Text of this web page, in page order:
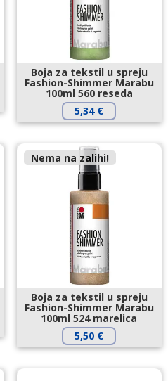
Boja za tekstil u spreju
Fashion-Shimmer Marabu
100ml 560 reseda
5,34 €
Nema na zalihi!
Boja za tekstil u spreju
Fashion-Shimmer Marabu
100ml 524 marelica
5,50 €